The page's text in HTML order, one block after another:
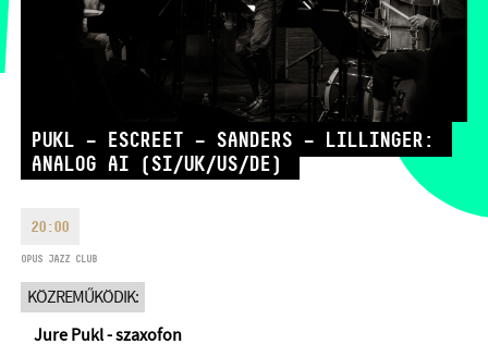
OPUS JAZZ CLUB
FAX
EMAIL
TELEFON
JEGYPÉNZTÁR
NYITVA TARTÁSA
HÉTFŐ:
PUKL – ESCREET – SANDERS – LILLINGER:
ANALOG AI (SI/UK/US/DE)
20:00
OPUS JAZZ CLUB
KÖZREMŰKÖDIK:
Jure Pukl - szaxofon